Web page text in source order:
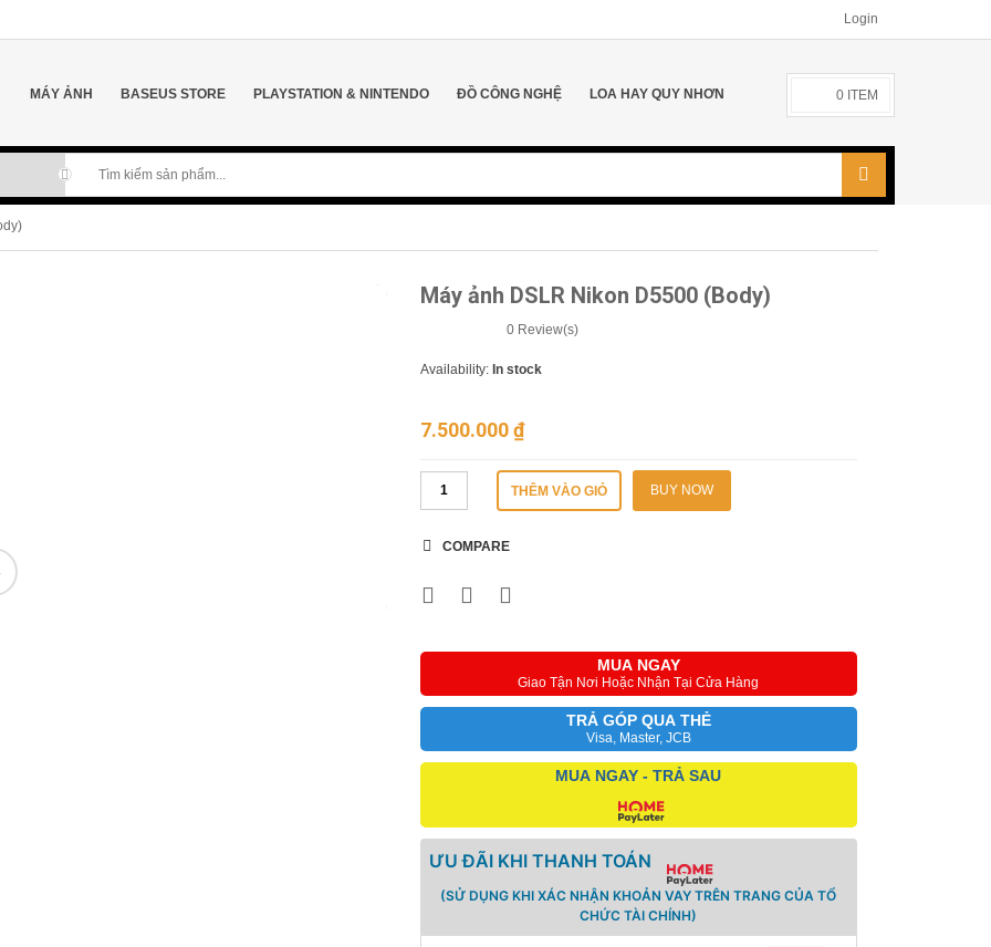
Login
MÁY ẢNH BASEUS STORE PLAYSTATION & NINTENDO ĐỒ CÔNG NGHỆ LOA HAY QUY NHƠN 0 ITEM
Máy ảnh DSLR Nikon D5500 (Body)
0Review(s)
Availability: In stock
7.500.000₫
THÊM VÀO GIỎ BUY NOW
COMPARE
MUA NGAY
Giao Tận Nơi Hoặc Nhận Tại Cửa Hàng
TRẢ GÓP QUA THẺ
Visa, Master, JCB
MUA NGAY - TRẢ SAU
ƯU ĐÃI KHI THANH TOÁN
(SỬ DỤNG KHI XÁC NHẬN KHOẢN VAY TRÊN TRANG CỦA TỔ
CHỨC TÀI CHÍNH)